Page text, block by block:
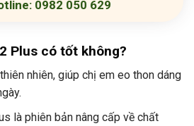
0982 050 629
Plus có tốt không?
nhiên, giúp chị em eo thon dáng
là phiên bản nâng cấp về chất